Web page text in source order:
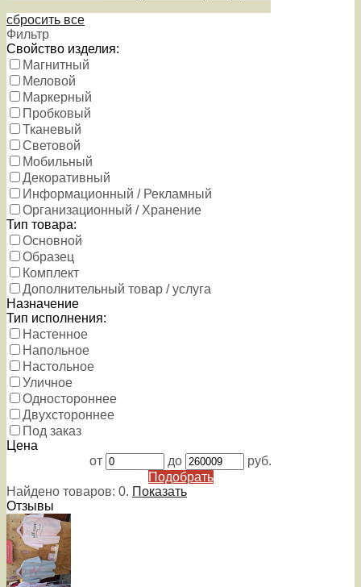
сбросить все
Фильтр
Свойство изделия:
Магнитный
Меловой
Маркерный
Пробковый
Тканевый
Световой
Мобильный
Декоративный
Информационный / Рекламный
Организационный / Хранение
Тип товара:
Основной
Образец
Комплект
Дополнительный товар / услуга
Назначение
Тип исполнения:
Настенное
Напольное
Настольное
Уличное
Одностороннее
Двухстороннее
Под заказ
Цена
от
до
руб.
Подобрать
Найдено товаров: 0. Показать
Отзывы